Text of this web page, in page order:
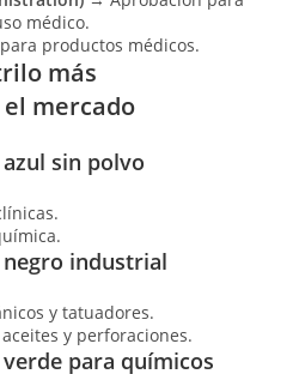
médico.
productos médicos.
más
mercado
sin polvo
industrial
y tatuadores.
y perforaciones.
para químicos